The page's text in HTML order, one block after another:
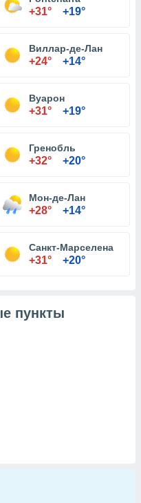
+31° +19°
Виллар-де-Лан
+24° +14°
Вуарон
+31° +19°
Гренобль
+32° +20°
Мон-де-Лан
+28° +14°
Санкт-Марселена
+31° +20°
пункты